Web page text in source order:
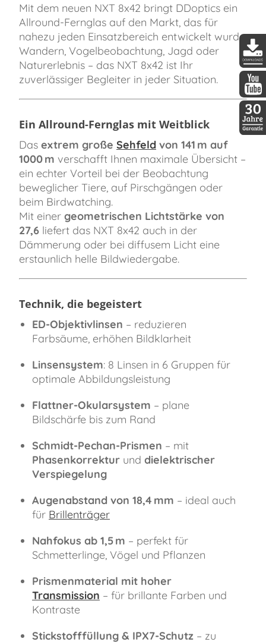
Mit dem neuen NXT 8x42 bringt DDoptics ein
Allround-Fernglas auf den Markt, das für
nahezu jeden Einsatzbereich entwickelt wurde:
Wandern, Vogelbeobachtung, Jagd oder
Naturerlebnis – das NXT 8x42 ist Ihr
zuverlässiger Begleiter in jeder Situation.
Ein Allround-Fernglas mit Weitblick
Das extrem große Sehfeld von 141 m auf
1000 m verschafft Ihnen maximale Übersicht –
ein echter Vorteil bei der Beobachtung
beweglicher Tiere, auf Pirschgängen oder
beim Birdwatching.
Mit einer geometrischen Lichtstärke von
27,6 liefert das NXT 8x42 auch in der
Dämmerung oder bei diffusem Licht eine
erstaunlich helle Bildwiedergabe.
Technik, die begeistert
ED-Objektivlinsen – reduzieren
Farbsäume, erhöhen Bildklarheit
Linsensystem: 8 Linsen in 6 Gruppen für
optimale Abbildungsleistung
Flattner-Okularsystem – plane
Bildschärfe bis zum Rand
Schmidt-Pechan-Prismen – mit
Phasenkorrektur und dielektrischer
Verspiegelung
Augenabstand von 18,4 mm – ideal auch
für Brillenträger
Nahfokus ab 1,5 m – perfekt für
Schmetterlinge, Vögel und Pflanzen
Prismenmaterial mit hoher
Transmission – für brillante Farben und
Kontraste
Stickstofffüllung & IPX7-Schutz – zu